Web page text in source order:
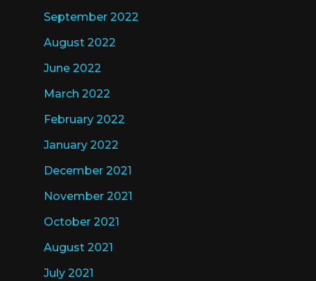
September 2022
August 2022
June 2022
March 2022
February 2022
January 2022
December 2021
November 2021
October 2021
August 2021
July 2021